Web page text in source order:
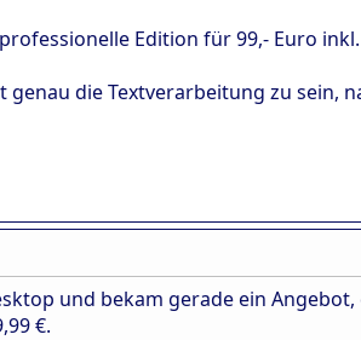
Edition für 99,- Euro
die Textverarbeitung zu sein,
und bekam gerade ein
€.